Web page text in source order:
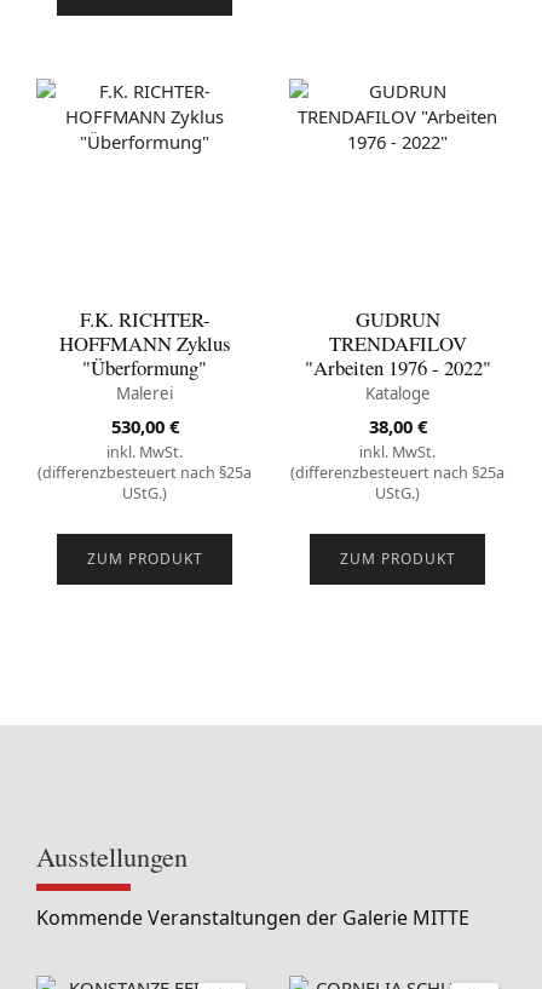
F.K. RICHTER-
HOFFMANN Zyklus
"Überformung"
Malerei
530,00 €
inkl. MwSt.
(differenzbesteuert nach §25a
UStG.)
ZUM PRODUKT
GUDRUN
TRENDAFILOV
"Arbeiten 1976 - 2022"
Kataloge
38,00 €
inkl. MwSt.
(differenzbesteuert nach §25a
UStG.)
ZUM PRODUKT
Ausstellungen
Kommende Veranstaltungen der Galerie MITTE